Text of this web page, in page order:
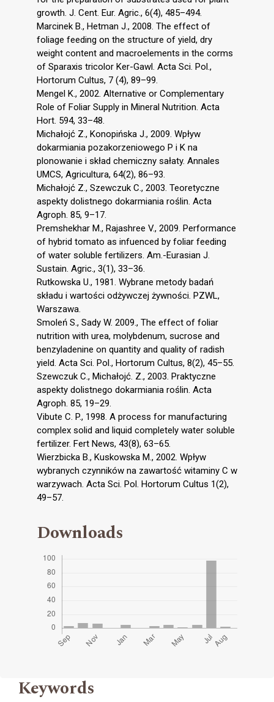
growth. J. Cent. Eur. Agric., 6(4), 485–494.
Marcinek B., Hetman J., 2008. The effect of
foliage feeding on the structure of yield, dry
weight content and macroelements in the corms
of Sparaxis tricolor Ker-Gawl. Acta Sci. Pol.,
Hortorum Cultus, 7 (4), 89–99.
Mengel K., 2002. Alternative or Complementary
Role of Foliar Supply in Mineral Nutrition. Acta
Hort. 594, 33–48.
Michałojć Z., Konopińska J., 2009. Wpływ
dokarmiania pozakorzeniowego P i K na
plonowanie i skład chemiczny sałaty. Annales
UMCS, Agricultura, 64(2), 86–93.
Michałojć Z., Szewczuk C., 2003. Teoretyczne
aspekty dolistnego dokarmiania roślin. Acta
Agroph. 85, 9–17.
Premshekhar M., Rajashree V., 2009. Performance
of hybrid tomato as infuenced by foliar feeding
of water soluble fertilizers. Am.-Eurasian J.
Sustain. Agric., 3(1), 33–36.
Rutkowska U., 1981. Wybrane metody badań
składu i wartości odżywczej żywności. PZWL,
Warszawa.
Smoleń S., Sady W. 2009., The effect of foliar
nutrition with urea, molybdenum, sucrose and
benzyladenine on quantity and quality of radish
yield. Acta Sci. Pol., Hortorum Cultus, 8(2), 45–55.
Szewczuk C., Michałojć. Z., 2003. Praktyczne
aspekty dolistnego dokarmiania roślin. Acta
Agroph. 85, 19–29.
Vibute C. P., 1998. A process for manufacturing
complex solid and liquid completely water soluble
fertilizer. Fert News, 43(8), 63–65.
Wierzbicka B., Kuskowska M., 2002. Wpływ
wybranych czynników na zawartość witaminy C w
warzywach. Acta Sci. Pol. Hortorum Cultus 1(2),
49–57.
Downloads
Keywords